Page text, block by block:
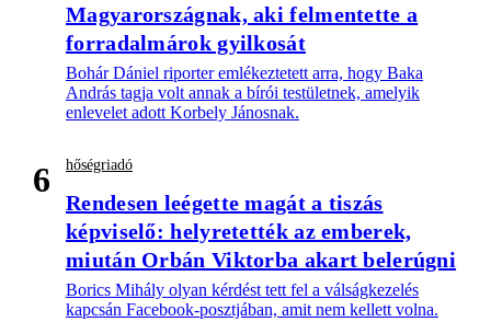
Magyarországnak, aki felmentette a
forradalmárok gyilkosát
Bohár Dániel riporter emlékeztetett arra, hogy Baka
András tagja volt annak a bírói testületnek, amelyik
enlevelet adott Korbely Jánosnak.
6 hőségriadó
Rendesen leégette magát a tiszás
képviselő: helyretették az emberek,
miután Orbán Viktorba akart belerúgni
Borics Mihály olyan kérdést tett fel a válságkezelés
kapcsán Facebook-posztjában, amit nem kellett volna.